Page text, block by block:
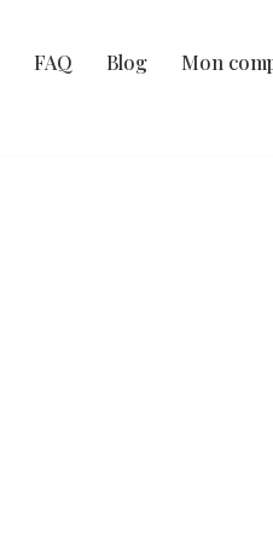
FAQ Blog
Mon